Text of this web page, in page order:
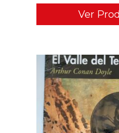
Ver
ADD TO